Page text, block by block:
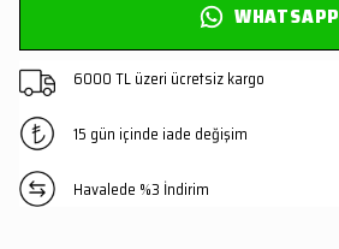
WHATSAPP
6000 TL üzeri ücretsiz kargo
15 gün içinde iade değişim
Havalede %3 İndirim